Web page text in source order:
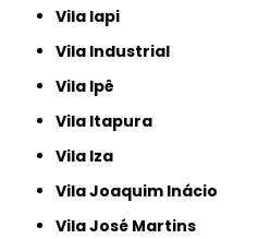
Vila Iapi
Vila Industrial
Vila Ipê
Vila Itapura
Vila Iza
Vila Joaquim Inácio
Vila José Martins